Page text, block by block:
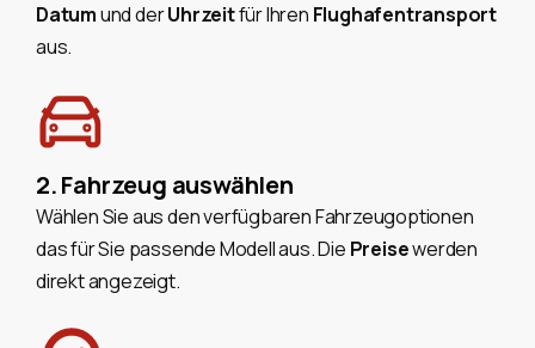
Datumund derUhrzeitfür Ihren Flughafentransport
aus.
2. Fahrzeug auswählen
Wählen Sie aus den verfügbaren Fahrzeugoptionen
das für Sie passende Modell aus. Die Preisewerden
direkt angezeigt.